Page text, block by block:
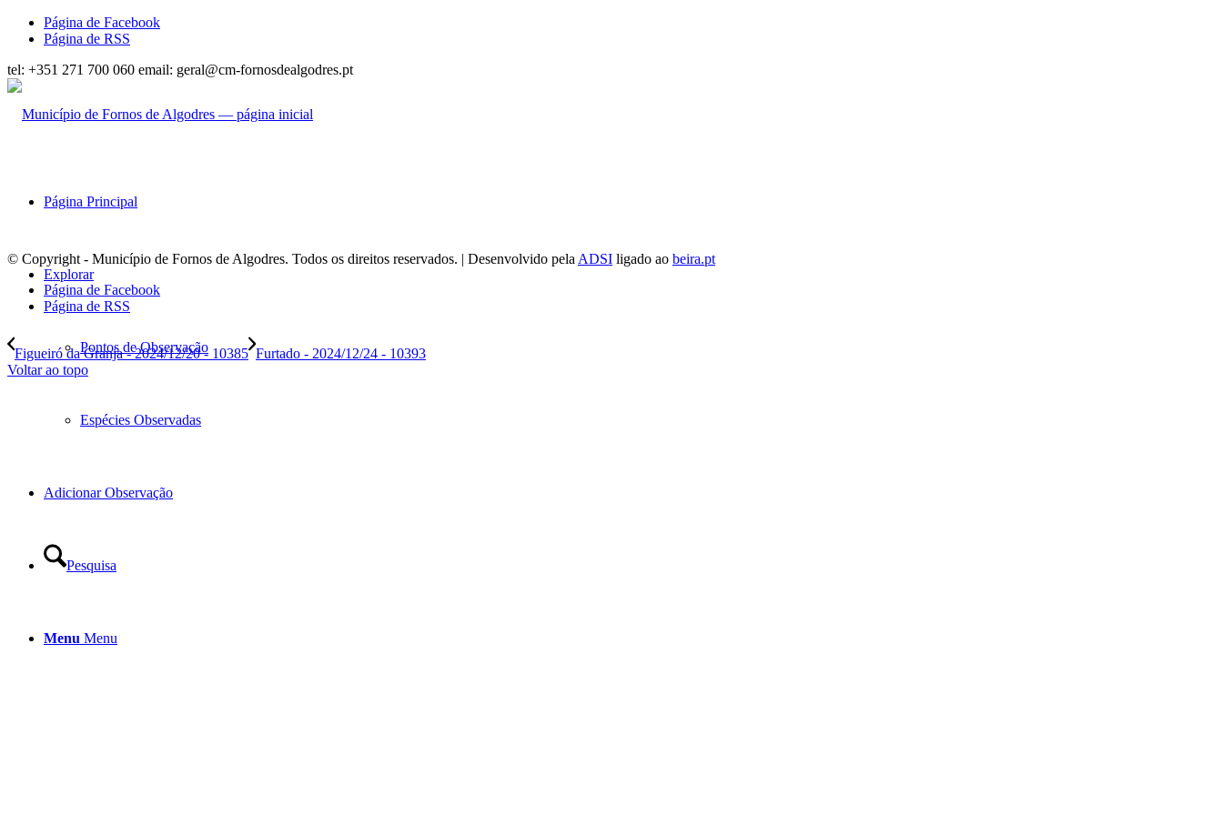
Página de Facebook
Página de RSS
tel: +351 271 700 060 email: geral@cm-fornosdealgodres.pt
Página Principal
Explorar
Pontos de Observação
Espécies Observadas
Adicionar Observação
Pesquisa
Menu Menu
© Copyright - Município de Fornos de Algodres. Todos os direitos reservados. | Desenvolvido pela ADSI ligado ao beira.pt
Página de Facebook
Página de RSS
Figueiró da Granja - 2024/12/20 - 10385 Furtado - 2024/12/24 - 10393
Voltar ao topo